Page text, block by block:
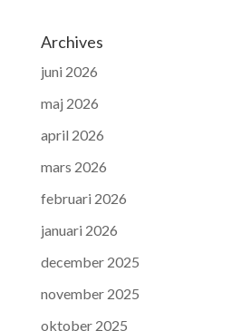
Archives
juni 2026
maj 2026
april 2026
mars 2026
februari 2026
januari 2026
december 2025
november 2025
oktober 2025